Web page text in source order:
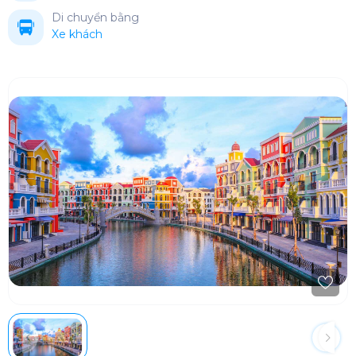
Di chuyển bằng
Xe khách